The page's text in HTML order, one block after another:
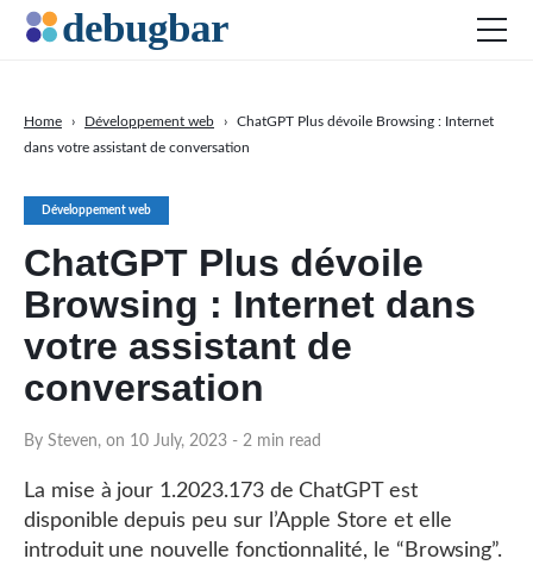
Développement web
ChatGPT Plus dévoile
Browsing : Internet dans
votre assistant de
conversation
By Steven, on 10 July, 2023 - 2 min read
Home › Développement web ›
ChatGPT Plus dévoile Browsing : Internet
dans votre assistant de conversation
La mise à jour 1.2023.173 de ChatGPT est
disponible depuis peu sur l’Apple Store et elle
introduit une nouvelle fonctionnalité, le “Browsing”.
Productivité
SEO
Réseaux sociaux
DOWNLOAD DEBUGBAR